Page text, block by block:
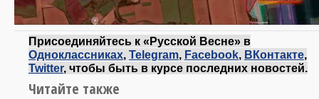
Присоединяйтесь к «Русской Весне» в
Одноклассниках, Telegram, Facebook, ВКонтакте,
Twitter, чтобы быть в курсе последних новостей.
Читайте также